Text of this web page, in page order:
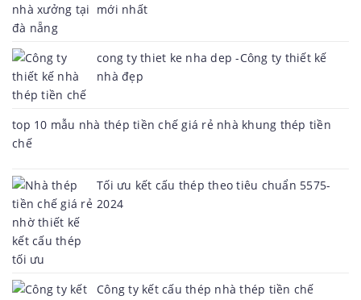
mới nhất
cong ty thiet ke nha dep -Công ty thiết kế
nhà đẹp
top 10 mẫu nhà thép tiền chế giá rẻ nhà khung thép tiền
chế
Tối ưu kết cấu thép theo tiêu chuẩn 5575-
2024
Công ty kết cấu thép nhà thép tiền chế